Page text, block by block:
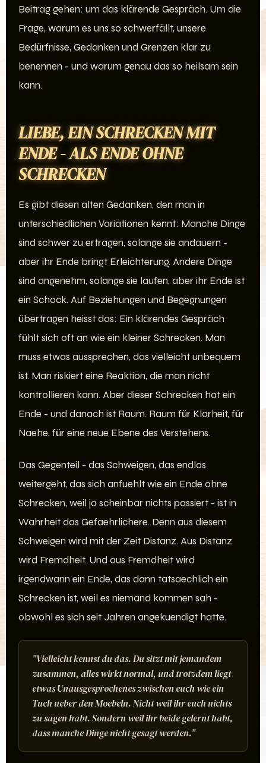
Beitrag gehen: um das klärende Gespräch. Um die
Frage, warum es uns so schwerfällt, unsere
Bedürfnisse, Gedanken und Grenzen klar zu
benennen - und warum genau das so heilsam sein
kann.
LIEBE, EIN SCHRECKEN MIT
ENDE - ALS ENDE OHNE
SCHRECKEN
Es gibt diesen alten Gedanken, den man in
unterschiedlichen Variationen kennt: Manche Dinge
sind schwer zu ertragen, solange sie andauern -
aber ihr Ende bringt Erleichterung. Andere Dinge
sind angenehm, solange sie laufen, aber ihr Ende ist
ein Schock. Auf Beziehungen und Begegnungen
übertragen heisst das: Ein klärendes Gespräch
fühlt sich oft an wie ein kleiner Schrecken. Man
muss etwas aussprechen, das vielleicht unbequem
ist. Man riskiert eine Reaktion, die man nicht
kontrollieren kann. Aber dieser Schrecken hat ein
Ende - und danach ist Raum. Raum für Klarheit, für
Naehe, für eine neue Ebene des Verstehens.
Das Gegenteil - das Schweigen, das endlos
weitergeht, das sich anfuehlt wie ein Ende ohne
Schrecken, weil ja scheinbar nichts passiert - ist in
Wahrheit das Gefaehrlichere. Denn aus diesem
Schweigen wird mit der Zeit Distanz. Aus Distanz
wird Fremdheit. Und aus Fremdheit wird
irgendwann ein Ende, das dann tatsaechlich ein
Schrecken ist, weil es niemand kommen sah -
obwohl es sich seit Jahren angekuendigt hatte.
"Vielleicht kennst du das. Du sitzt mit jemandem
zusammen, alles wirkt normal, und trotzdem liegt
etwas Unausgesprochenes zwischen euch wie ein
Tuch ueber den Moebeln. Nicht weil ihr euch nichts
zu sagen habt. Sondern weil ihr beide gelernt habt,
dass manche Dinge nicht gesagt werden."